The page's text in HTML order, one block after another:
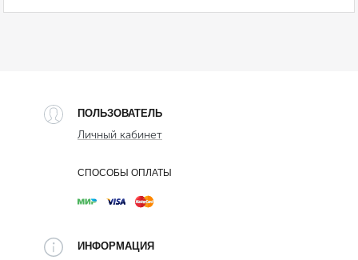
ПОЛЬЗОВАТЕЛЬ
Личный кабинет
СПОСОБЫ ОПЛАТЫ
ИНФОРМАЦИЯ